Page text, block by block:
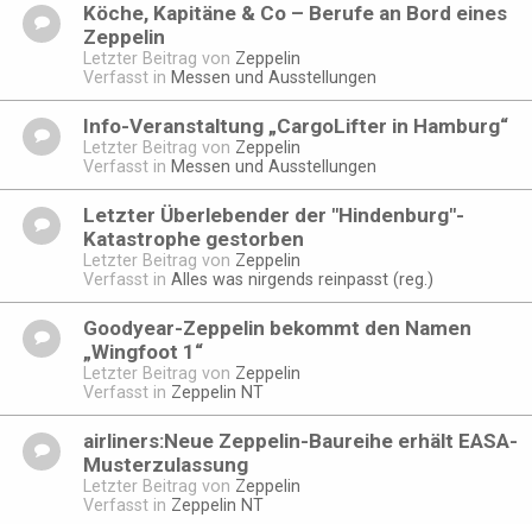
Köche, Kapitäne & Co – Berufe an Bord eines
Zeppelin
Letzter Beitrag von Zeppelin
Verfasst in Messen und Ausstellungen
Info-Veranstaltung „CargoLifter in Hamburg“
Letzter Beitrag von Zeppelin
Verfasst in Messen und Ausstellungen
Letzter Überlebender der "Hindenburg"-
Katastrophe gestorben
Letzter Beitrag von Zeppelin
Verfasst in Alles was nirgends reinpasst (reg.)
Goodyear-Zeppelin bekommt den Namen
„Wingfoot 1“
Letzter Beitrag von Zeppelin
Verfasst in Zeppelin NT
airliners:Neue Zeppelin-Baureihe erhält EASA-
Musterzulassung
Letzter Beitrag von Zeppelin
Verfasst in Zeppelin NT